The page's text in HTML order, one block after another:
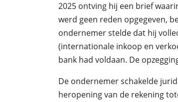
2025 ontving hij een brief
werd geen reden opgegeven,
ondernemer stelde dat hij
(internationale inkoop en
bank had voldaan. De
De ondernemer schakelde
heropening van de rekening